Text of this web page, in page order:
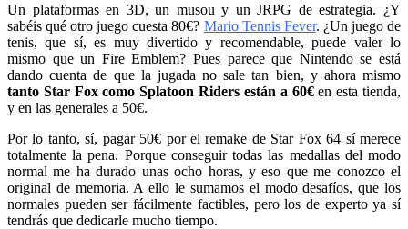
Un plataformas en 3D, un musou y un JRPG de estrategia. ¿Y
sabéis qué otro juego cuesta 80€? Mario Tennis Fever. ¿Un juego de
tenis, que sí, es muy divertido y recomendable, puede valer lo
mismo que un Fire Emblem? Pues parece que Nintendo se está
dando cuenta de que la jugada no sale tan bien, y ahora mismo
tanto Star Fox como Splatoon Riders están a 60€en esta tienda,
y en las generales a 50€.
Por lo tanto, sí, pagar 50€ por el remake de Star Fox 64 sí merece
totalmente la pena. Porque conseguir todas las medallas del modo
normal me ha durado unas ocho horas, y eso que me conozco el
original de memoria. A ello le sumamos el modo desafíos, que los
normales pueden ser fácilmente factibles, pero los de experto ya sí
tendrás que dedicarle mucho tiempo.